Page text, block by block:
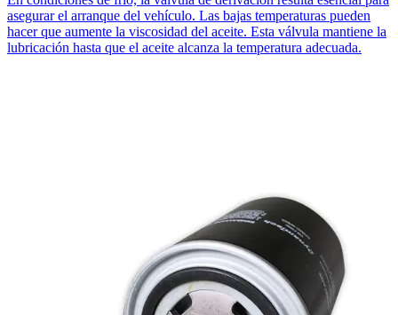
asegurar el arranque del vehículo. Las bajas temperaturas pueden
hacer que aumente la viscosidad del aceite. Esta válvula mantiene la
lubricación hasta que el aceite alcanza la temperatura adecuada.